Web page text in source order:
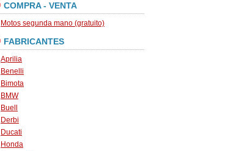
COMPRA - VENTA
Motos segunda mano (gratuito)
FABRICANTES
Aprilia
Benelli
Bimota
BMW
Buell
Derbi
Ducati
Honda